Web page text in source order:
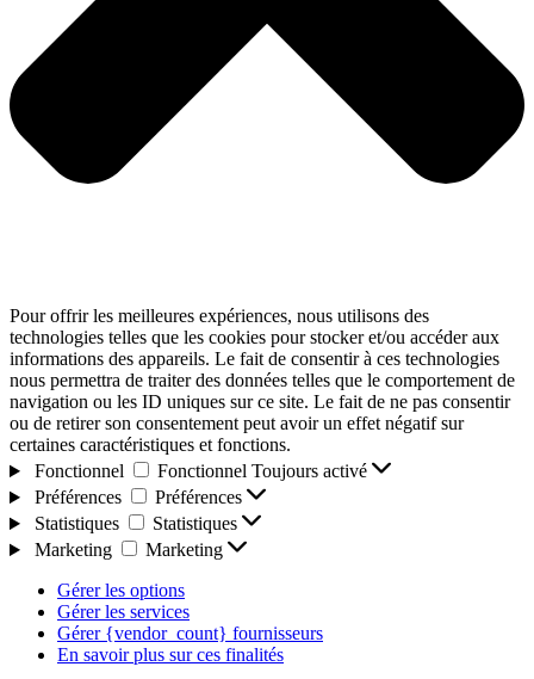
Pour offrir les meilleures expériences, nous utilisons des
technologies telles que les cookies pour stocker et/ou accéder aux
informations des appareils. Le fait de consentir à ces technologies
nous permettra de traiter des données telles que le comportement de
navigation ou les ID uniques sur ce site. Le fait de ne pas consentir
ou de retirer son consentement peut avoir un effet négatif sur
certaines caractéristiques et fonctions.
Fonctionnel
Fonctionnel Toujours activé
Préférences
Préférences
Statistiques
Statistiques
Marketing
Marketing
Gérer les options
Gérer les services
Gérer {vendor_count} fournisseurs
En savoir plus sur ces finalités